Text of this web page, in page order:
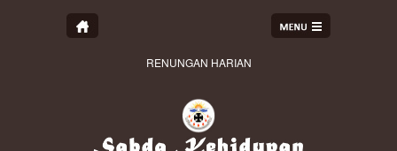
RENUNGAN HARIAN